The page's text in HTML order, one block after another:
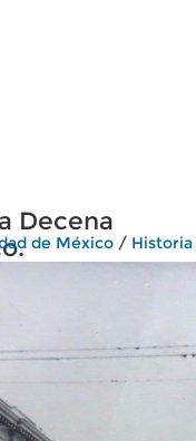
Decena
de México / Historia